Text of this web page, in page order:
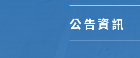
公告資訊